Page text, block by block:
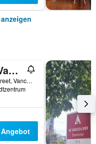
Embarc Vancouver
1001 Hornby Street, Vancouver, BC, Kanada